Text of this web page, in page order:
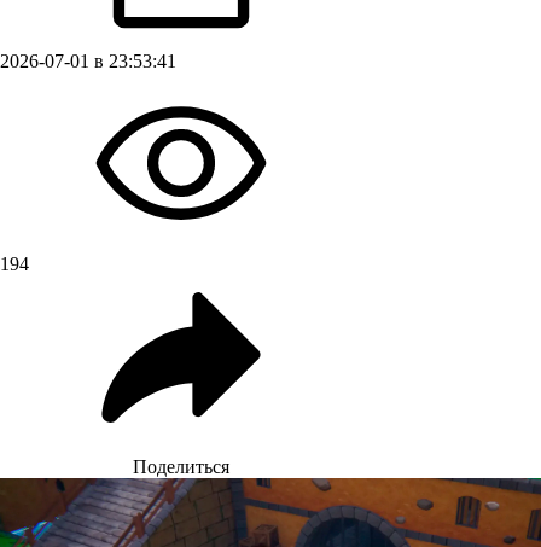
2026-07-01 в 23:53:41
194
Поделиться